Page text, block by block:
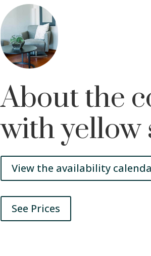
About the
with yellow
View the availability
See Prices